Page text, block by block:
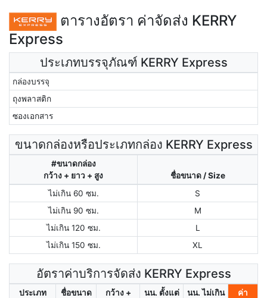
ตารางอัตรา ค่าจัดส่ง KERRY
Express
ประเภทบรรจุภัณฑ์ KERRY Express
กล่องบรรจุ
ถุงพลาสติก
ซองเอกสาร
ขนาดกล่องหรือประเภทกล่อง KERRY Express
#ขนาดกล่อง
กว้าง + ยาว + สูง
ชื่อขนาด / Size
ไม่เกิน 60 ซม.
S
ไม่เกิน 90 ซม.
M
ไม่เกิน 120 ซม.
L
ไม่เกิน 150 ซม.
XL
อัตราค่าบริการจัดส่ง KERRY Express
ประเภท
ชื่อขนาด
กว้าง +
นน. ตั้งแต่
นน. ไม่เกิน
ค่า